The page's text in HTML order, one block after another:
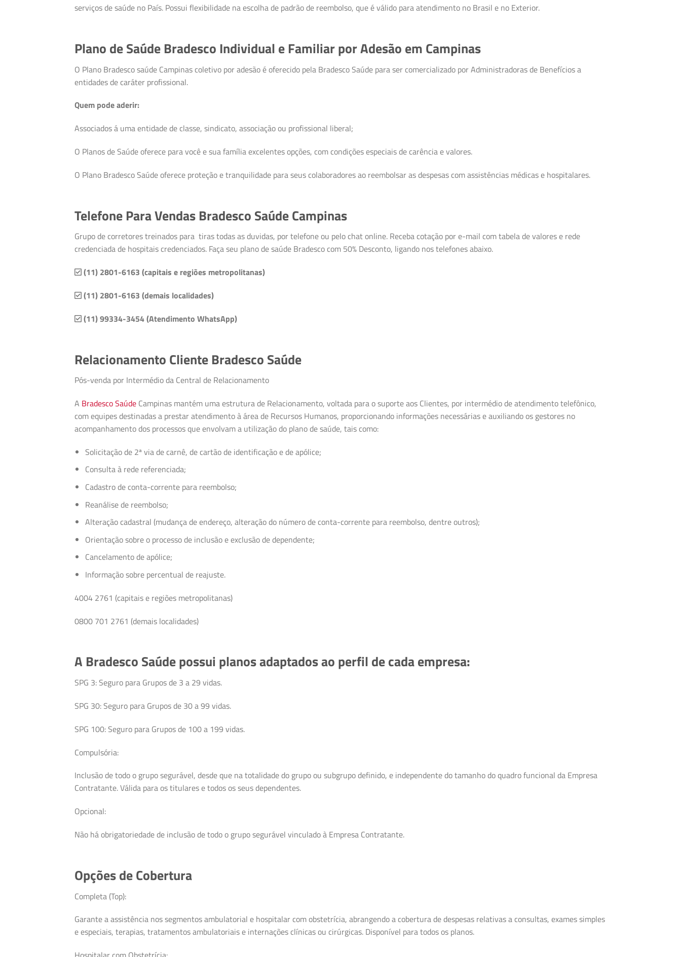
serviços de saúde no País. Possui flexibilidade na escolha de padrão de reembolso, que é válido para atendimento no Brasil e no Exterior.
Plano de Saúde Bradesco Individual e Familiar por Adesão em Campinas
O Plano Bradesco saúde Campinas coletivo por adesão é oferecido pela Bradesco Saúde para ser comercializado por Administradoras de Benefícios a
entidades de caráter profissional.
Quem pode aderir:
Associados á uma entidade de classe, sindicato, associação ou profissional liberal;
O Planos de Saúde oferece para você e sua família excelentes opções, com condições especiais de carência e valores.
O Plano Bradesco Saúde oferece proteção e tranquilidade para seus colaboradores ao reembolsar as despesas com assistências médicas e hospitalares.
Telefone Para Vendas Bradesco Saúde Campinas
Grupo de corretores treinados para tiras todas as duvidas, por telefone ou pelo chat online. Receba cotação por e-mail com tabela de valores e rede
credenciada de hospitais credenciados. Faça seu plano de saúde Bradesco com 50% Desconto, ligando nos telefones abaixo.
(11) 2801-6163 (capitais e regiões metropolitanas)
(11) 2801-6163 (demais localidades)
(11) 99334-3454 (Atendimento WhatsApp)
Relacionamento Cliente Bradesco Saúde
Pós-venda por Intermédio da Central de Relacionamento
A Bradesco Saúde Campinas mantém uma estrutura de Relacionamento, voltada para o suporte aos Clientes, por intermédio de atendimento telefônico,
com equipes destinadas a prestar atendimento à área de Recursos Humanos, proporcionando informações necessárias e auxiliando os gestores no
acompanhamento dos processos que envolvam a utilização do plano de saúde, tais como:
Solicitação de 2ª via de carnê, de cartão de identificação e de apólice;
Consulta à rede referenciada;
Cadastro de conta-corrente para reembolso;
Reanálise de reembolso;
Alteração cadastral (mudança de endereço, alteração do número de conta-corrente para reembolso, dentre outros);
Orientação sobre o processo de inclusão e exclusão de dependente;
Cancelamento de apólice;
Informação sobre percentual de reajuste.
4004 2761 (capitais e regiões metropolitanas)
0800 701 2761 (demais localidades)
A Bradesco Saúde possui planos adaptados ao perfil de cada empresa:
SPG 3: Seguro para Grupos de 3 a 29 vidas.
SPG 30: Seguro para Grupos de 30 a 99 vidas.
SPG 100: Seguro para Grupos de 100 a 199 vidas.
Compulsória:
Inclusão de todo o grupo segurável, desde que na totalidade do grupo ou subgrupo definido, e independente do tamanho do quadro funcional da Empresa
Contratante. Válida para os titulares e todos os seus dependentes.
Opcional:
Não há obrigatoriedade de inclusão de todo o grupo segurável vinculado à Empresa Contratante.
Opções de Cobertura
Completa (Top):
Garante a assistência nos segmentos ambulatorial e hospitalar com obstetrícia, abrangendo a cobertura de despesas relativas a consultas, exames simples
e especiais, terapias, tratamentos ambulatoriais e internações clínicas ou cirúrgicas. Disponível para todos os planos.